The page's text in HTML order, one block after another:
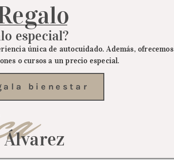
especial?
única de autocuidado. Además, ofrecemos
o cursos a un precio especial.
bienestar
Álvarez